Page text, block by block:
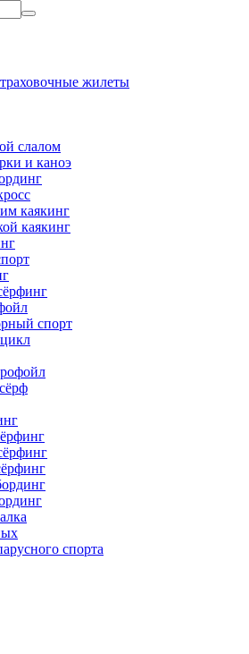
жилеты
слалом
и каноэ
каякинг
каякинг
спорт
спорта